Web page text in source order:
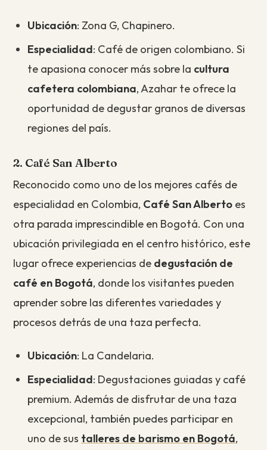
Ubicación: Zona G, Chapinero.
Especialidad: Café de origen colombiano. Si
te apasiona conocer más sobre la cultura
cafetera colombiana, Azahar te ofrece la
oportunidad de degustar granos de diversas
regiones del país.
2. Café San Alberto
Reconocido como uno de los mejores cafés de
especialidad en Colombia, Café San Alberto es
otra parada imprescindible en Bogotá. Con una
ubicación privilegiada en el centro histórico, este
lugar ofrece experiencias de degustación de
café en Bogotá, donde los visitantes pueden
aprender sobre las diferentes variedades y
procesos detrás de una taza perfecta.
Ubicación: La Candelaria.
Especialidad: Degustaciones guiadas y café
premium. Además de disfrutar de una taza
excepcional, también puedes participar en
uno de sus talleres de barismo en Bogotá,